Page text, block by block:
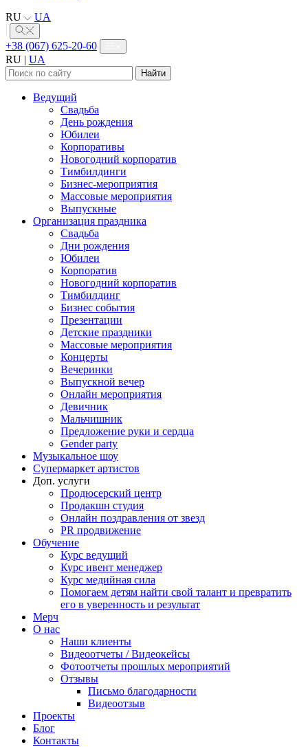
RU
UA
+38 (067) 625-20-60
RU | UA
Найти:
Ведущий
Свадьба
День рождения
Юбилеи
Корпоративы
Новогодний корпоратив
Тимбилдинги
Бизнес-мероприятия
Массовые мероприятия
Выпускные
Организация праздника
Свадьба
Дни рождения
Юбилеи
Корпоратив
Новогодний корпоратив
Тимбилдинг
Бизнес события
Презентации
Детские праздники
Массовые мероприятия
Концерты
Вечеринки
Выпускной вечер
Онлайн мероприятия
Девичник
Мальчишник
Предложение руки и сердца
Gender party
Музыкальное шоу
Супермаркет артистов
Доп. услуги
Продюсерский центр
Продакшн студия
Онлайн поздравления от звезд
PR продвижение
Обучение
Курс ведущий
Курс ивент менеджер
Курс медийная сила
Помогаем детям найти свой талант и превратить
его в уверенность и результат
Мерч
О нас
Наши клиенты
Видеоотчеты / Видеокейсы
Фотоотчеты прошлых мероприятий
Отзывы
Письмо благодарности
Видеоотзыв
Проекты
Блог
Контакты